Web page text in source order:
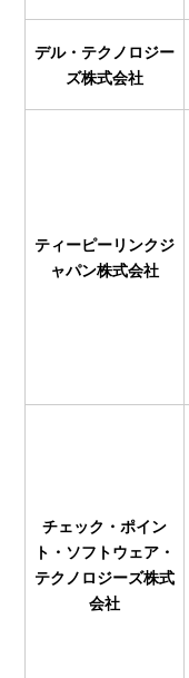
デル・テクノロジー
ズ株式会社
ティーピーリンクジ
ャパン株式会社
チェック・ポイン
ト・ソフトウェア・
テクノロジーズ株式
会社